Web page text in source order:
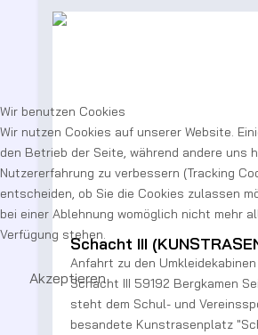
Schacht III
Anfahrt zu den
Schacht III 59192 Bergkamen
steht dem Schul- und
besandete Kunstrasenplatz
Wir benutzen Cookies
Wir nutzen Cookies auf unserer Website.
den Betrieb der Seite, während andere uns
Nutzererfahrung zu verbessern (Tracking
entscheiden, ob Sie die Cookies zulassen
bei einer Ablehnung womöglich nicht mehr
Verfügung stehen.
Akzeptieren